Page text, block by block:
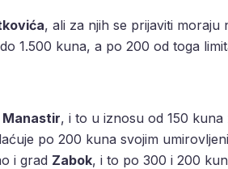
, ali za njih se prijaviti moraju
1.500 kuna, a po 200 od toga
Manastir, i to u iznosu od 150 kuna
po 200 kuna svojim
i grad Zabok, i to po 300 i 200